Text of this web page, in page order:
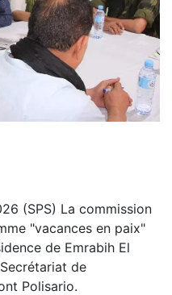
(SPS) La commission
"vacances en paix"
de Emrabih El
de
Polisario.